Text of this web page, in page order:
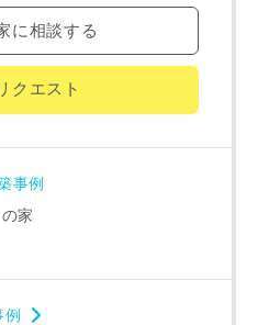
に相談する
クエスト
事例
家